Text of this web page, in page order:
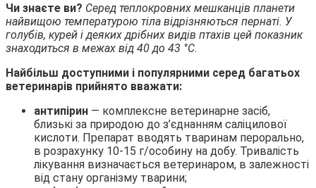
Чи знаєте ви? Серед теплокровних мешканців планети
найвищою температурою тіла відрізняються пернаті. У
голубів, курей і деяких дрібних видів птахів цей показник
знаходиться в межах від 40 до 43 °С.
Найбільш доступними і популярними серед багатьох
ветеринарів прийнято вважати:
антипірин — комплексне ветеринарне засіб,
близькі за природою до з’єднанням саліцилової
кислоти. Препарат вводять тваринам перорально,
в розрахунку 10-15 г/особину на добу. Тривалість
лікування визначається ветеринаром, в залежності
від стану організму тварини;